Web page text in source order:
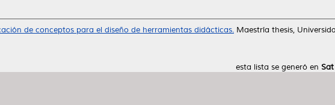
de conceptos para el diseño de herramientas didácticas. Maestría thesis,
esta lista se generó en